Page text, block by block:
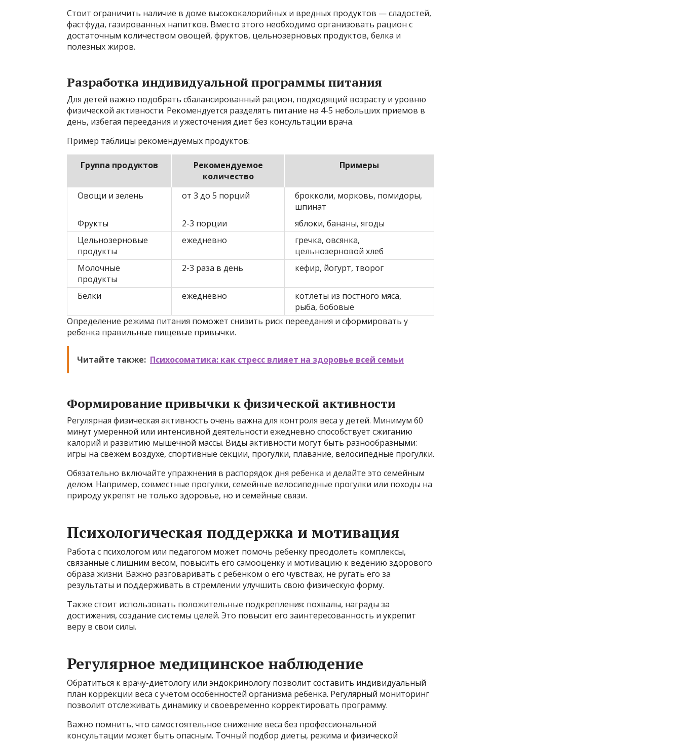
Стоит ограничить наличие в доме высококалорийных и вредных продуктов — сладостей,
фастфуда, газированных напитков. Вместо этого необходимо организовать рацион с
достаточным количеством овощей, фруктов, цельнозерновых продуктов, белка и
полезных жиров.
Разработка индивидуальной программы питания
Для детей важно подобрать сбалансированный рацион, подходящий возрасту и уровню
физической активности. Рекомендуется разделять питание на 4-5 небольших приемов в
день, избегая переедания и ужесточения диет без консультации врача.
Пример таблицы рекомендуемых продуктов:
Группа продуктов
Рекомендуемое
количество
Примеры
Овощи и зелень от 3 до 5 порций
брокколи, морковь, помидоры,
шпинат
Фрукты
2-3 порции
яблоки, бананы, ягоды
Цельнозерновые
продукты
ежедневно
гречка, овсянка,
цельнозерновой хлеб
Молочные
продукты
2-3 раза в день кефир, йогурт, творог
Белки ежедневно
котлеты из постного мяса,
рыба, бобовые
Определение режима питания поможет снизить риск переедания и сформировать у
ребенка правильные пищевые привычки.
Читайте также: Психосоматика: как стресс влияет на здоровье всей семьи
Формирование привычки к физической активности
Регулярная физическая активность очень важна для контроля веса у детей. Минимум 60
минут умеренной или интенсивной деятельности ежедневно способствует сжиганию
калорий и развитию мышечной массы. Виды активности могут быть разнообразными:
игры на свежем воздухе, спортивные секции, прогулки, плавание, велосипедные прогулки.
Обязательно включайте упражнения в распорядок дня ребенка и делайте это семейным
делом. Например, совместные прогулки, семейные велосипедные прогулки или походы на
природу укрепят не только здоровье, но и семейные связи.
Психологическая поддержка и мотивация
Работа с психологом или педагогом может помочь ребенку преодолеть комплексы,
связанные с лишним весом, повысить его самооценку и мотивацию к ведению здорового
образа жизни. Важно разговаривать с ребенком о его чувствах, не ругать его за
результаты и поддерживать в стремлении улучшить свою физическую форму.
Также стоит использовать положительные подкрепления: похвалы, награды за
достижения, создание системы целей. Это повысит его заинтересованность и укрепит
веру в свои силы.
Регулярное медицинское наблюдение
Обратиться к врачу-диетологу или эндокринологу позволит составить индивидуальный
план коррекции веса с учетом особенностей организма ребенка. Регулярный мониторинг
позволит отслеживать динамику и своевременно корректировать программу.
Важно помнить, что самостоятельное снижение веса без профессиональной
консультации может быть опасным. Точный подбор диеты, режима и физической